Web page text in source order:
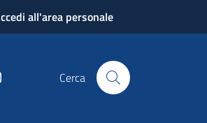
all'area personale
Cerca